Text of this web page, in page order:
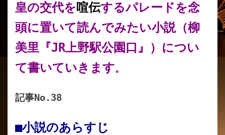
皇の交代を喧伝するパレードを念
頭に置いて読んでみたい小説（柳
美里『JR上野駅公園口』）につい
て書いていきます。
記事No.38
■小説のあらすじ